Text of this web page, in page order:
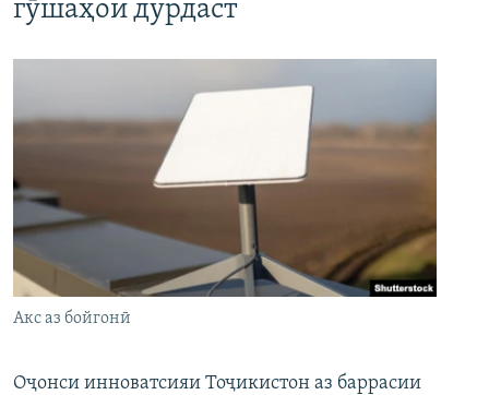
гӯшаҳои дурдаст
Акс аз бойгонӣ
Оҷонси инноватсияи Тоҷикистон аз баррасии